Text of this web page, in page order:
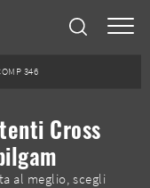
346
Cross
al meglio, scegli